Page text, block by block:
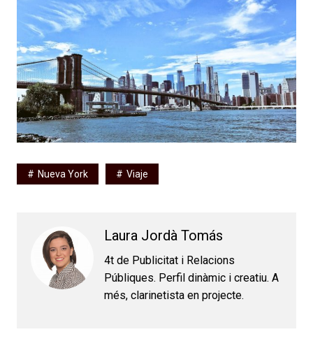
Nueva York Viaje
Laura Jordà Tomás
4t de Publicitat i Relacions
Públiques. Perfil dinàmic i creatiu. A
més, clarinetista en projecte.